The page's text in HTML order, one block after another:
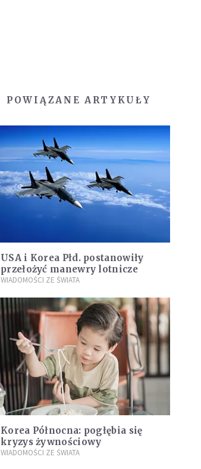
POWIĄZANE ARTYKUŁY
USA i Korea Płd. postanowiły
przełożyć manewry lotnicze
WIADOMOŚCI ZE ŚWIATA
Korea Północna: pogłębia się
kryzys żywnościowy
WIADOMOŚCI ZE ŚWIATA